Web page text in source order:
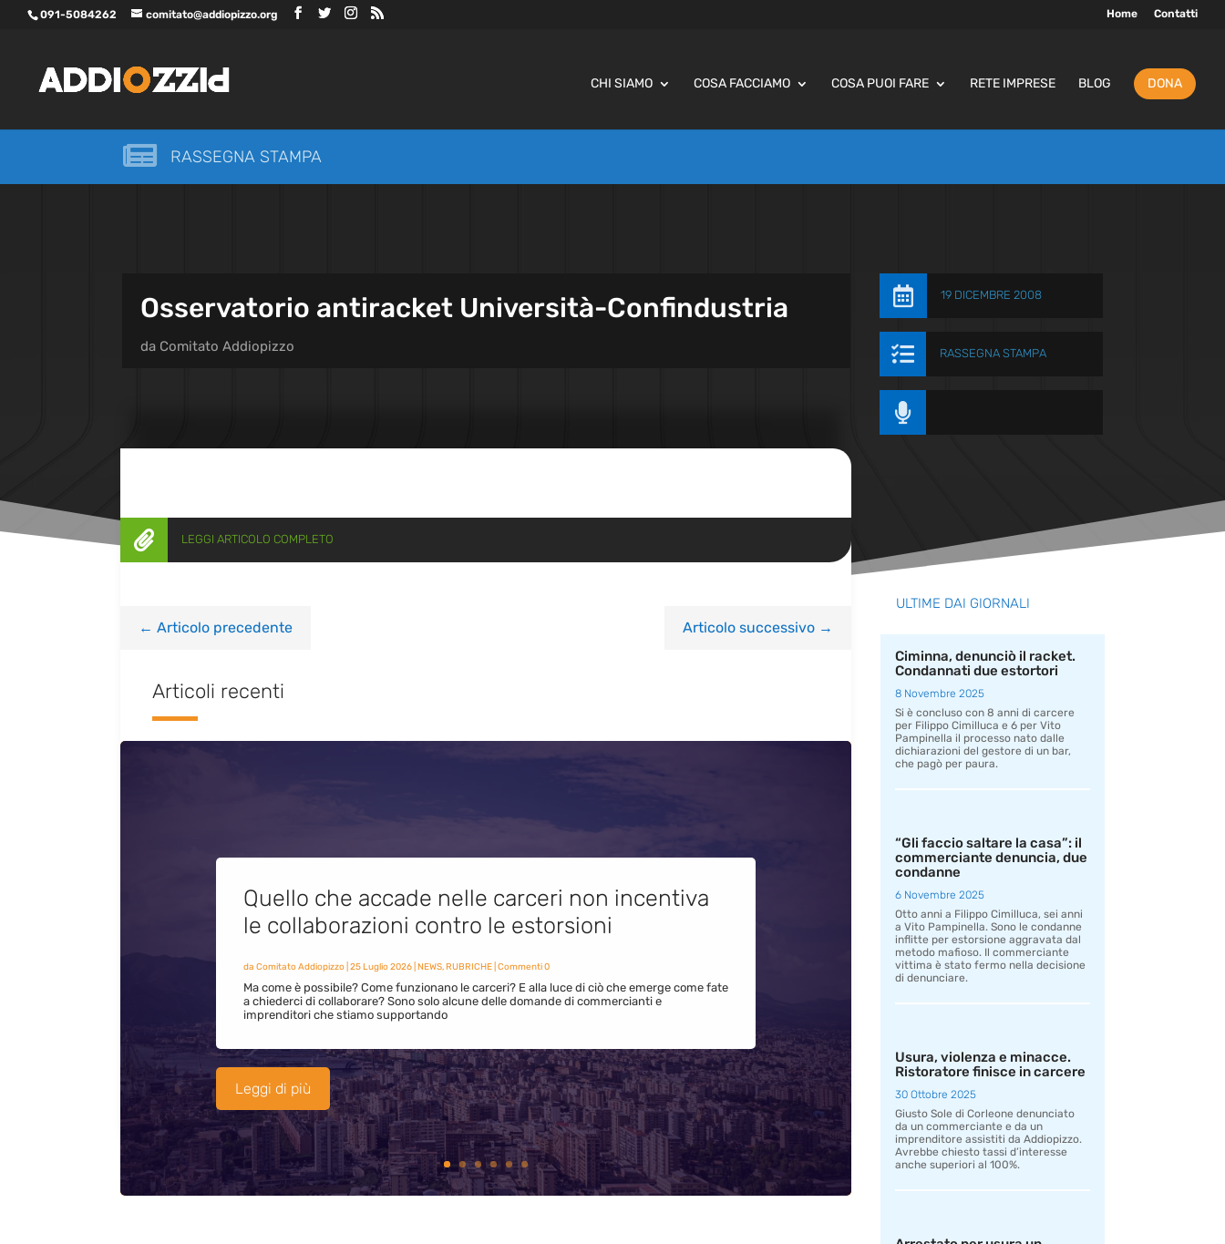
091-5084262 comitato@addiopizzo.org Home Contatti
CHI SIAMO COSA FACCIAMO COSA PUOI FARE RETE IMPRESE BLOG DONA
 RASSEGNA STAMPA
Osservatorio antiracket Università-Confindustria
da Comitato Addiopizzo
 19 DICEMBRE 2008
 RASSEGNA STAMPA

 LEGGI ARTICOLO COMPLETO
← Articolo precedente Articolo successivo→
Articoli recenti
Quello che accade nelle carceri non incentiva
le collaborazioni contro le estorsioni
da Comitato Addiopizzo| 25 Luglio 2026| NEWS,RUBRICHE| Commenti 0
Ma come è possibile? Come funzionano le carceri? E alla luce di ciò che emerge come fate
a chiederci di collaborare? Sono solo alcune delle domande di commercianti e
imprenditori che stiamo supportando
Leggi di più
ULTIME DAI GIORNALI
Ciminna, denunciò il racket.
Condannati due estortori
8 Novembre 2025
Si è concluso con 8 anni di carcere
per Filippo Cimilluca e 6 per Vito
Pampinella il processo nato dalle
dichiarazioni del gestore di un bar,
che pagò per paura.
“Gli faccio saltare la casa”: il
commerciante denuncia, due
condanne
6 Novembre 2025
Otto anni a Filippo Cimilluca, sei anni
a Vito Pampinella. Sono le condanne
inflitte per estorsione aggravata dal
metodo mafioso. Il commerciante
vittima è stato fermo nella decisione
di denunciare.
Usura, violenza e minacce.
Ristoratore finisce in carcere
30 Ottobre 2025
Giusto Sole di Corleone denunciato
da un commerciante e da un
imprenditore assistiti da Addiopizzo.
Avrebbe chiesto tassi d’interesse
anche superiori al 100%.